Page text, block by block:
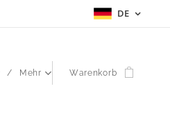
DE
Mehr Warenkorb